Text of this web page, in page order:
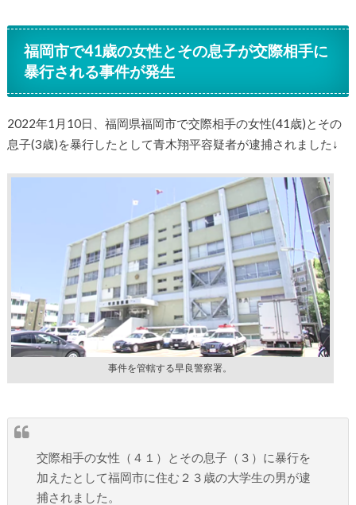
福岡市で41歳の女性とその息子が交際相手に
暴行される事件が発生
2022年1月10日、福岡県福岡市で交際相手の女性(41歳)とその
息子(3歳)を暴行したとして青木翔平容疑者が逮捕されました↓
事件を管轄する早良警察署。
交際相手の女性（４１）とその息子（３）に暴行を
加えたとして福岡市に住む２３歳の大学生の男が逮
捕されました。